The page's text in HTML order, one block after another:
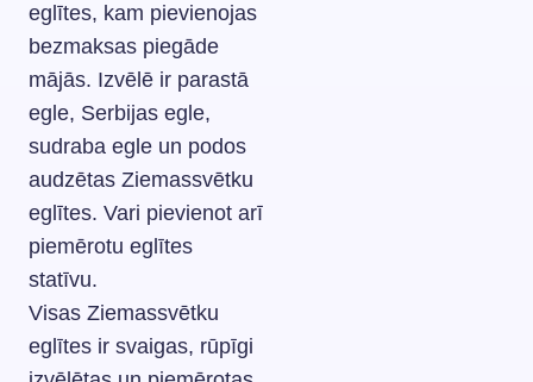
eglītes, kam pievienojas
bezmaksas piegāde
mājās. Izvēlē ir parastā
egle, Serbijas egle,
sudraba egle un podos
audzētas Ziemassvētku
eglītes. Vari pievienot arī
piemērotu eglītes
statīvu.
Visas Ziemassvētku
eglītes ir svaigas, rūpīgi